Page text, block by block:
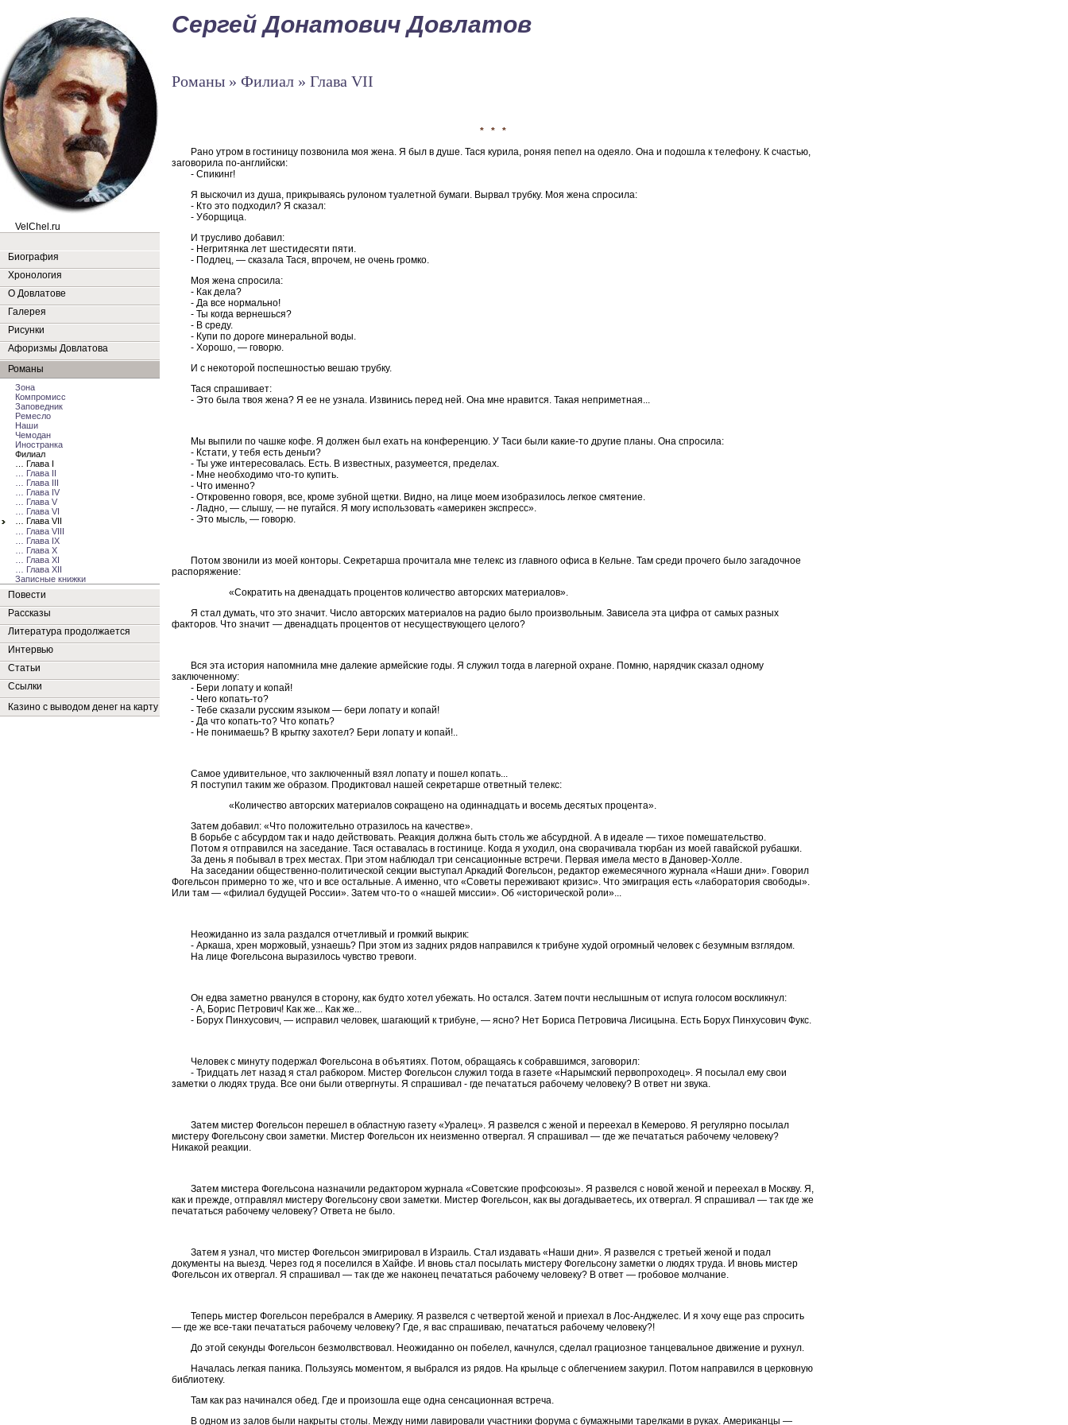
VelChel.ru
Биография
Хронология
О Довлатове
Галерея
Рисунки
Афоризмы Довлатова
Романы
Зона
Компромисс
Заповедник
Ремесло
Наши
Чемодан
Иностранка
Филиал
… Глава I
… Глава II
… Глава III
… Глава IV
… Глава V
… Глава VI
… Глава VII
… Глава VIII
… Глава IX
… Глава X
… Глава XI
… Глава XII
Записные книжки
Повести
Рассказы
Литература продолжается
Интервью
Статьи
Ссылки
Казино с выводом денег на карту
Сергей Донатович Довлатов
Романы » Филиал » Глава VII
* * *
Рано утром в гостиницу позвонила моя жена. Я был в душе. Тася курила, роняя пепел на одеяло. Она и подошла к телефону. К счастью,
заговорила по-английски:
- Спикинг!
Я выскочил из душа, прикрываясь рулоном туалетной бумаги. Вырвал трубку. Моя жена спросила:
- Кто это подходил? Я сказал:
- Уборщица.
И трусливо добавил:
- Негритянка лет шестидесяти пяти.
- Подлец, — сказала Тася, впрочем, не очень громко.
Моя жена спросила:
- Как дела?
- Да все нормально!
- Ты когда вернешься?
- В среду.
- Купи по дороге минеральной воды.
- Хорошо, — говорю.
И с некоторой поспешностью вешаю трубку.
Тася спрашивает:
- Это была твоя жена? Я ее не узнала. Извинись перед ней. Она мне нравится. Такая неприметная...
Мы выпили по чашке кофе. Я должен был ехать на конференцию. У Таси были какие-то другие планы. Она спросила:
- Кстати, у тебя есть деньги?
- Ты уже интересовалась. Есть. В известных, разумеется, пределах.
- Мне необходимо что-то купить.
- Что именно?
- Откровенно говоря, все, кроме зубной щетки. Видно, на лице моем изобразилось легкое смятение.
- Ладно, — слышу, — не пугайся. Я могу использовать «америкен экспресс».
- Это мысль, — говорю.
Потом звонили из моей конторы. Секретарша прочитала мне телекс из главного офиса в Кельне. Там среди прочего было загадочное
распоряжение:
«Сократить на двенадцать процентов количество авторских материалов».
Я стал думать, что это значит. Число авторских материалов на радио было произвольным. Зависела эта цифра от самых разных
факторов. Что значит — двенадцать процентов от несуществующего целого?
Вся эта история напомнила мне далекие армейские годы. Я служил тогда в лагерной охране. Помню, нарядчик сказал одному
заключенному:
- Бери лопату и копай!
- Чего копать-то?
- Тебе сказали русским языком — бери лопату и копай!
- Да что копать-то? Что копать?
- Не понимаешь? В крьггку захотел? Бери лопату и копай!..
Самое удивительное, что заключенный взял лопату и пошел копать...
Я поступил таким же образом. Продиктовал нашей секретарше ответный телекс:
«Количество авторских материалов сокращено на одиннадцать и восемь десятых процента».
Затем добавил: «Что положительно отразилось на качестве».
В борьбе с абсурдом так и надо действовать. Реакция должна быть столь же абсурдной. А в идеале — тихое помешательство.
Потом я отправился на заседание. Тася оставалась в гостинице. Когда я уходил, она сворачивала тюрбан из моей гавайской рубашки.
За день я побывал в трех местах. При этом наблюдал три сенсационные встречи. Первая имела место в Дановер-Холле.
На заседании общественно-политической секции выступал Аркадий Фогельсон, редактор ежемесячного журнала «Наши дни». Говорил
Фогельсон примерно то же, что и все остальные. А именно, что «Советы переживают кризис». Что эмиграция есть «лаборатория свободы».
Или там — «филиал будущей России». Затем что-то о «нашей миссии». Об «исторической роли»...
Неожиданно из зала раздался отчетливый и громкий выкрик:
- Аркаша, хрен моржовый, узнаешь? При этом из задних рядов направился к трибуне худой огромный человек с безумным взглядом.
На лице Фогельсона выразилось чувство тревоги.
Он едва заметно рванулся в сторону, как будто хотел убежать. Но остался. Затем почти неслышным от испуга голосом воскликнул:
- А, Борис Петрович! Как же... Как же...
- Борух Пинхусович, — исправил человек, шагающий к трибуне, — ясно? Нет Бориса Петровича Лисицына. Есть Борух Пинхусович Фукс.
Человек с минуту подержал Фогельсона в объятиях. Потом, обращаясь к собравшимся, заговорил:
- Тридцать лет назад я стал рабкором. Мистер Фогельсон служил тогда в газете «Нарымский первопроходец». Я посылал ему свои
заметки о людях труда. Все они были отвергнуты. Я спрашивал - где печататься рабочему человеку? В ответ ни звука.
Затем мистер Фогельсон перешел в областную газету «Уралец». Я развелся с женой и переехал в Кемерово. Я регулярно посылал
мистеру Фогельсону свои заметки. Мистер Фогельсон их неизменно отвергал. Я спрашивал — где же печататься рабочему человеку?
Никакой реакции.
Затем мистера Фогельсона назначили редактором журнала «Советские профсоюзы». Я развелся с новой женой и переехал в Москву. Я,
как и прежде, отправлял мистеру Фогельсону свои заметки. Мистер Фогельсон, как вы догадываетесь, их отвергал. Я спрашивал — так где же
печататься рабочему человеку? Ответа не было.
Затем я узнал, что мистер Фогельсон эмигрировал в Израиль. Стал издавать «Наши дни». Я развелся с третьей женой и подал
документы на выезд. Через год я поселился в Хайфе. И вновь стал посылать мистеру Фогельсону заметки о людях труда. И вновь мистер
Фогельсон их отвергал. Я спрашивал — так где же наконец печататься рабочему человеку? В ответ — гробовое молчание.
Теперь мистер Фогельсон перебрался в Америку. Я развелся с четвертой женой и приехал в Лос-Анджелес. И я хочу еще раз спросить
— где же все-таки печататься рабочему человеку? Где, я вас спрашиваю, печататься рабочему человеку?!
До этой секунды Фогельсон безмолвствовал. Неожиданно он побелел, качнулся, сделал грациозное танцевальное движение и рухнул.
Началась легкая паника. Пользуясь моментом, я выбрался из рядов. На крыльце с облегчением закурил. Потом направился в церковную
библиотеку.
Там как раз начинался обед. Где и произошла еще одна сенсационная встреча.
В одном из залов были накрыты столы. Между ними лавировали участники форума с бумажными тарелками в руках. Американцы —